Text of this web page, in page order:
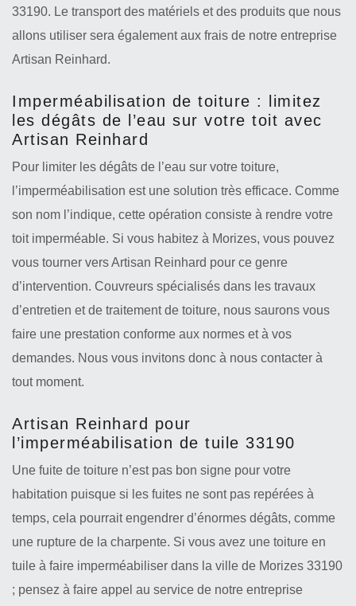
33190. Le transport des matériels et des produits que nous
allons utiliser sera également aux frais de notre entreprise
Artisan Reinhard.
Imperméabilisation de toiture : limitez
les dégâts de l’eau sur votre toit avec
Artisan Reinhard
Pour limiter les dégâts de l’eau sur votre toiture,
l’imperméabilisation est une solution très efficace. Comme
son nom l’indique, cette opération consiste à rendre votre
toit imperméable. Si vous habitez à Morizes, vous pouvez
vous tourner vers Artisan Reinhard pour ce genre
d’intervention. Couvreurs spécialisés dans les travaux
d’entretien et de traitement de toiture, nous saurons vous
faire une prestation conforme aux normes et à vos
demandes. Nous vous invitons donc à nous contacter à
tout moment.
Artisan Reinhard pour
l’imperméabilisation de tuile 33190
Une fuite de toiture n’est pas bon signe pour votre
habitation puisque si les fuites ne sont pas repérées à
temps, cela pourrait engendrer d’énormes dégâts, comme
une rupture de la charpente. Si vous avez une toiture en
tuile à faire imperméabiliser dans la ville de Morizes 33190
; pensez à faire appel au service de notre entreprise